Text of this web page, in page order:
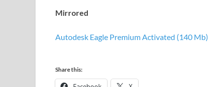
Mirrored
Autodesk Eagle Premium Activated (140 Mb)
Share this: